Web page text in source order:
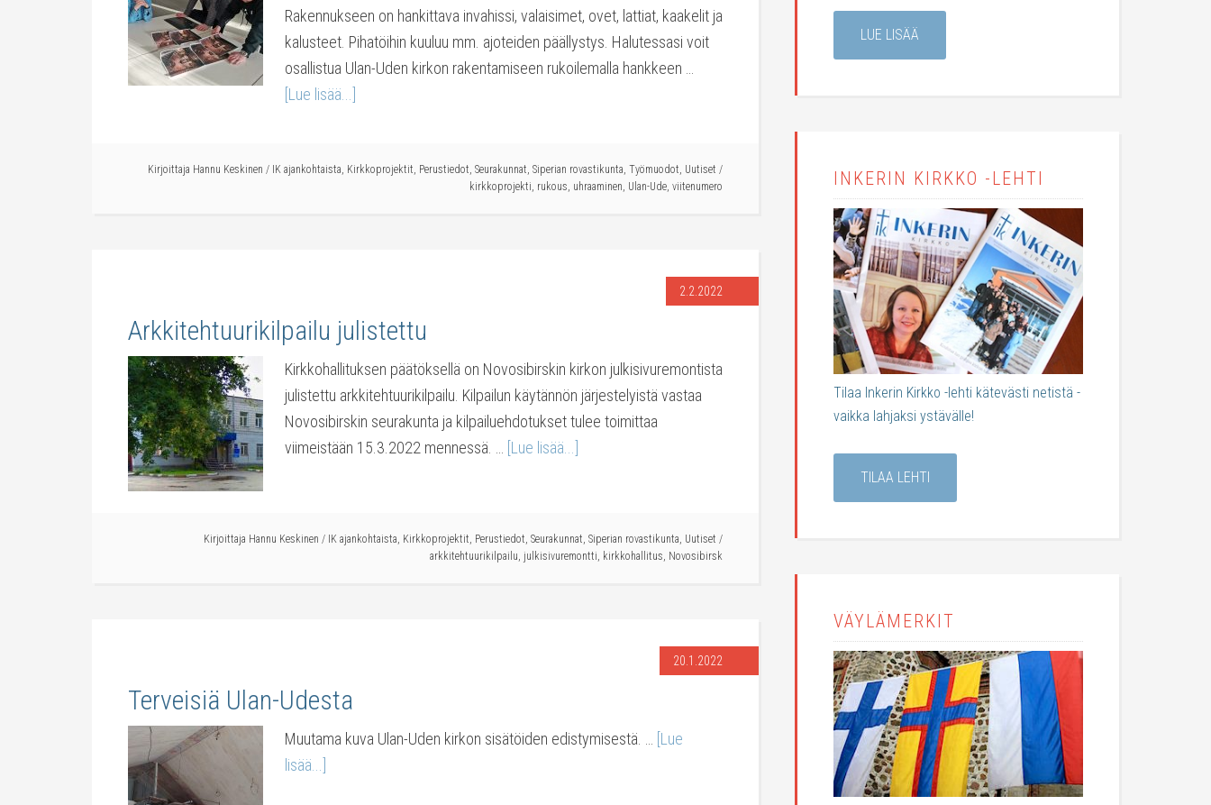
Rakennukseen on hankittava invahissi, valaisimet, ovet, lattiat, kaakelit ja
kalusteet. Pihatöihin kuuluu mm. ajoteiden päällystys. Halutessasi voit
osallistua Ulan-Uden kirkon rakentamiseen rukoilemalla hankkeen …
[Lue lisää...]
Kirjoittaja Hannu Keskinen / IK ajankohtaista, Kirkkoprojektit, Perustiedot, Seurakunnat, Siperian rovastikunta, Työmuodot, Uutiset /
kirkkoprojekti, rukous, uhraaminen, Ulan-Ude, viitenumero
2.2.2022
Arkkitehtuurikilpailu julistettu
Kirkkohallituksen päätöksellä on Novosibirskin kirkon julkisivuremontista
julistettu arkkitehtuurikilpailu. Kilpailun käytännön järjestelyistä vastaa
Novosibirskin seurakunta ja kilpailuehdotukset tulee toimittaa
viimeistään 15.3.2022 mennessä. …
[Lue lisää...]
Kirjoittaja Hannu Keskinen / IK ajankohtaista, Kirkkoprojektit, Perustiedot, Seurakunnat, Siperian rovastikunta, Uutiset /
arkkitehtuurikilpailu, julkisivuremontti, kirkkohallitus, Novosibirsk
20.1.2022
Terveisiä Ulan-Udesta
Muutama kuva Ulan-Uden kirkon sisätöiden edistymisestä. …
[Lue
lisää...]
LUE LISÄÄ
INKERIN KIRKKO -LEHTI
Tilaa Inkerin Kirkko -lehti kätevästi netistä -
vaikka lahjaksi ystävälle!
TILAA LEHTI
VÄYLÄMERKIT